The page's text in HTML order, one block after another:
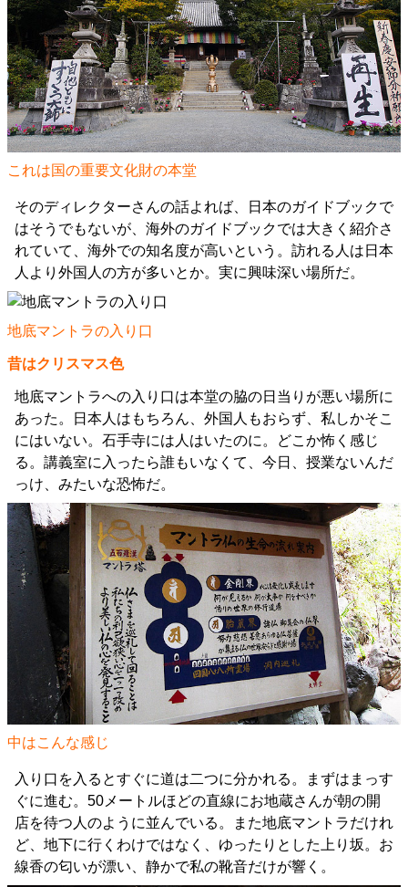
これは国の重要文化財の本堂
そのディレクターさんの話よれば、日本のガイドブックで
はそうでもないが、海外のガイドブックでは大きく紹介さ
れていて、海外での知名度が高いという。訪れる人は日本
人より外国人の方が多いとか。実に興味深い場所だ。
地底マントラの入り口
昔はクリスマス色
地底マントラへの入り口は本堂の脇の日当りが悪い場所に
あった。日本人はもちろん、外国人もおらず、私しかそこ
にはいない。石手寺には人はいたのに。どこか怖く感じ
る。講義室に入ったら誰もいなくて、今日、授業ないんだ
っけ、みたいな恐怖だ。
中はこんな感じ
入り口を入るとすぐに道は二つに分かれる。まずはまっす
ぐに進む。50メートルほどの直線にお地蔵さんが朝の開
店を待つ人のように並んでいる。また地底マントラだけれ
ど、地下に行くわけではなく、ゆったりとした上り坂。お
線香の匂いが漂い、静かで私の靴音だけが響く。